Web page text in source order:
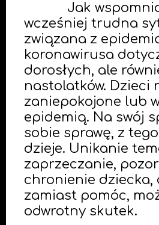
Jak
wcześniej trudna
związana z
koronawirusa
dorosłych, ale
nastolatków. Dzieci
zaniepokojone lub
epidemią. Na swój
sobie sprawę, z
dzieje. Unikanie
zaprzeczanie,
chronienie dziecka,
zamiast pomóc,
odwrotny skutek.